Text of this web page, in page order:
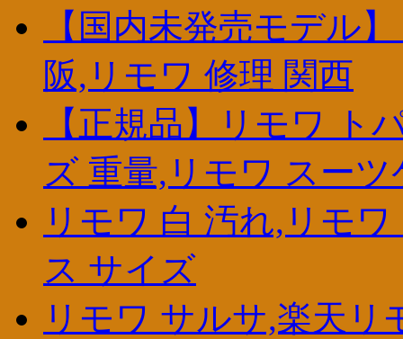
【国内未発売モデル
阪,リモワ 修理 関西
【正規品】リモワ ト
ズ 重量,リモワ スー
リモワ 白 汚れ,リモ
ス サイズ
リモワ サルサ,楽天